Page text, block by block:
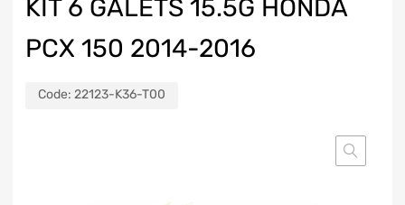
KIT 6 GALETS 15.5G HONDA
PCX 150 2014-2016
Code: 22123-K36-T00